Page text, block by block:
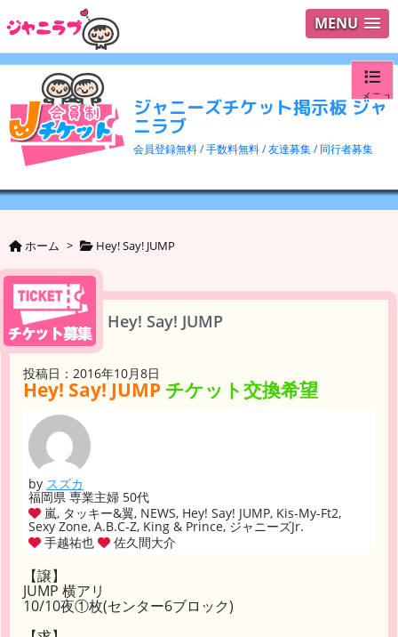
MENU
ジャニーズチケット掲示板 ジャ
ニラブ
会員登録無料 / 手数料無料 / 友達募集 / 同行者募集
メニュ
ログイ
ユーザ
ホーム > Hey! Say! JUMP
Hey! Say! JUMP
投稿日：2016年10月8日
Hey! Say! JUMP チケット交換希望
by スズカ
福岡県 専業主婦 50代
嵐, タッキー&翼, NEWS, Hey! Say! JUMP, Kis-My-Ft2,
Sexy Zone, A.B.C-Z, King & Prince, ジャニーズJr.
手越祐也
佐久間大介
【譲】
JUMP 横アリ
10/10夜①枚(センター6ブロック)